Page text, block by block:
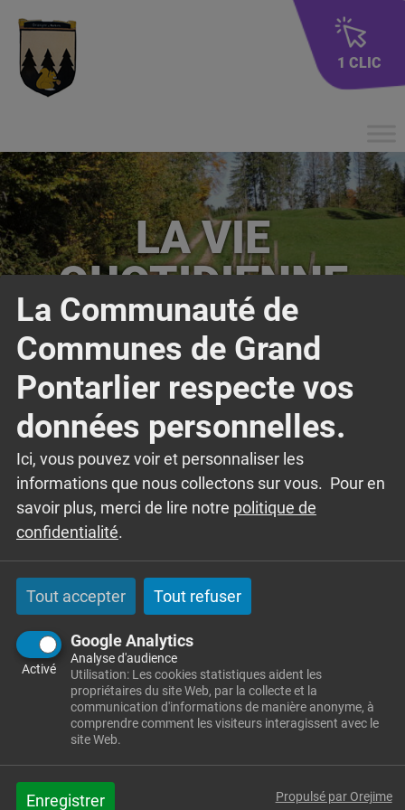
La Communauté de
Communes de Grand
Pontarlier respecte vos
données personnelles.
Ici, vous pouvez voir et personnaliser les
informations que nous collectons sur vous. Pour en
savoir plus, merci de lire notre politique de
confidentialité.
Tout accepter Tout refuser
Google Analytics
Activé
Analyse d'audience
Utilisation: Les cookies statistiques aident les
propriétaires du site Web, par la collecte et la
communication d'informations de manière anonyme, à
comprendre comment les visiteurs interagissent avec le
site Web.
Enregistrer Propulsé par Orejime
1 CLIC
LA VIE
QUOTIDIENNE
Accueil La vie quotidienne
Mairie
14 rue de l'école
25300 GRANGES-NARBOZ
Courriel
mairie@granges-narboz.fr